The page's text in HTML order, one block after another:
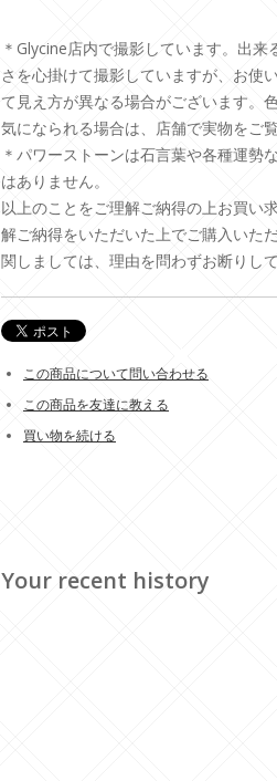
＊Glycine店内で撮影しています。出
さを心掛けて撮影していますが、お使
て見え方が異なる場合がございます。
気になられる場合は、店舗で実物をご
＊パワーストーンは石言葉や各種運勢
はありません。
以上のことをご理解ご納得の上お買い
解ご納得をいただいた上でご購入いた
関しましては、理由を問わずお断りして
この商品について問い合わせる
この商品を友達に教える
買い物を続ける
Your recent history